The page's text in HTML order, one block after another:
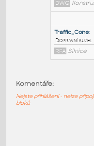
Výrobní
rozvin
DWG
Komentáře:
Nejste přihlášeni - nelze
bloků